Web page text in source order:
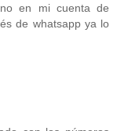
en mi cuenta de
de whatsapp ya lo